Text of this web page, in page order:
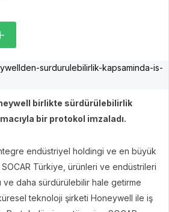
birlikte sürdürülebilirlik
bir protokol imzaladı.
endüstriyel holdingi ve en büyük
SOCAR Türkiye, ürünleri ve endüstrileri
ve daha sürdürülebilir hale getirme
teknoloji şirketi Honeywell ile iş